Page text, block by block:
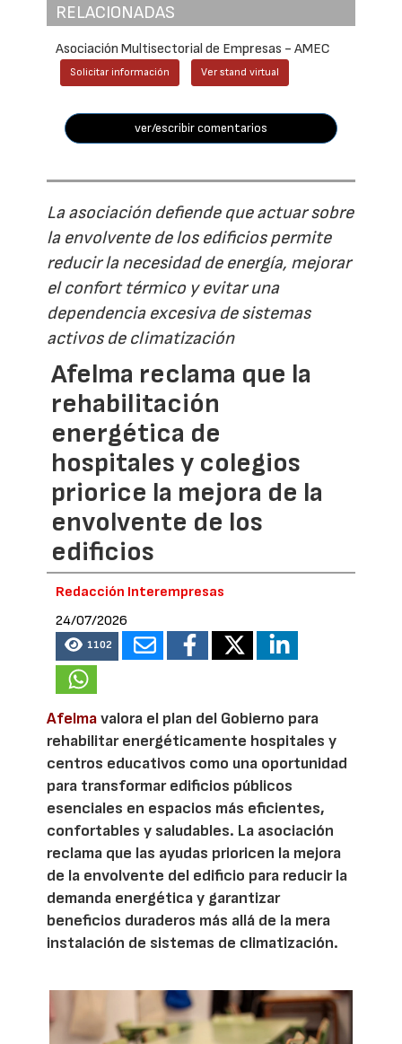
RELACIONADAS
Asociación Multisectorial de Empresas - AMEC
Solicitar información Ver stand virtual
ver/escribir comentarios
La asociación defiende que actuar sobre
la envolvente de los edificios permite
reducir la necesidad de energía, mejorar
el confort térmico y evitar una
dependencia excesiva de sistemas
activos de climatización
Afelma reclama que la
rehabilitación
energética de
hospitales y colegios
priorice la mejora de la
envolvente de los
edificios
Redacción Interempresas
24/07/2026
1102
Afelmavalora el plan del Gobierno para
rehabilitar energéticamente hospitales y
centros educativos como una oportunidad
para transformar edificios públicos
esenciales en espacios más eficientes,
confortables y saludables. La asociación
reclama que las ayudas prioricen la mejora
de la envolvente del edificio para reducir la
demanda energética y garantizar
beneficios duraderos más allá de la mera
instalación de sistemas de climatización.